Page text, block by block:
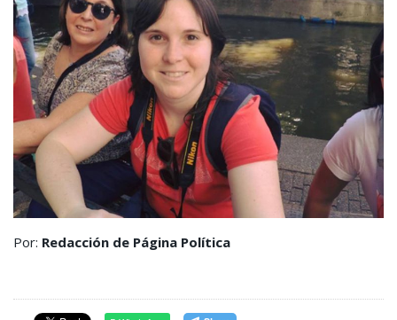
Por: Redacción de Página Política